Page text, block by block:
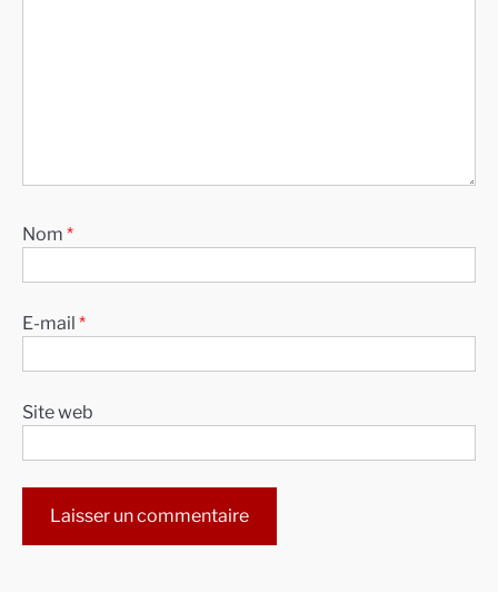
Nom *
E-mail *
Site web